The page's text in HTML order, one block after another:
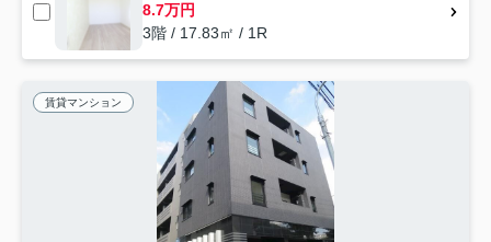
8.7万円
3階 / 17.83㎡ / 1R
賃貸マンション